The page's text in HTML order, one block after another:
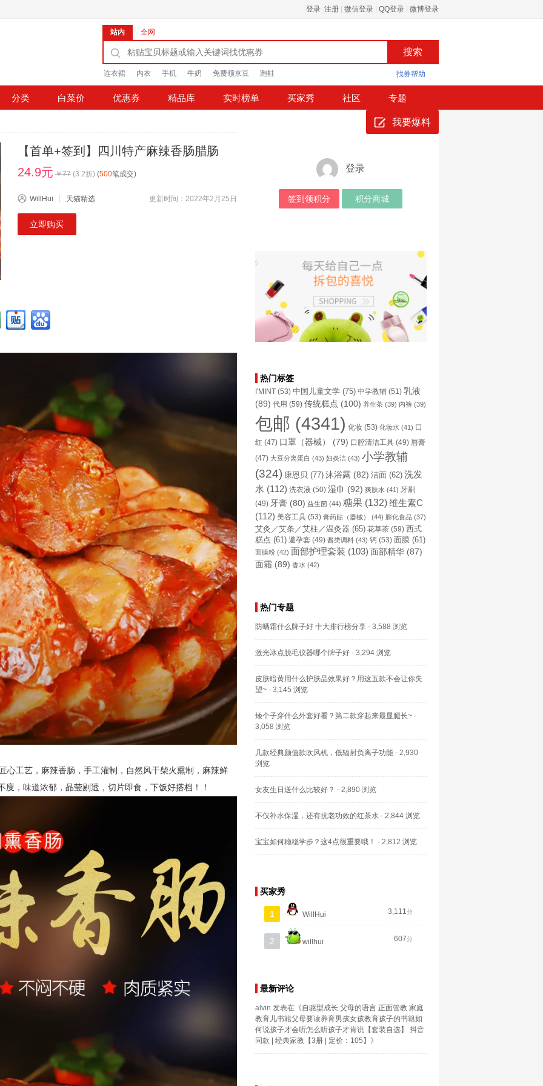
登录 注册 微信登录 QQ登录 微博登录
站内 全网
连衣裙 内衣 手机 牛奶 免费领京豆 跑鞋 找券帮助
分类 白菜价 优惠券 精品库 实时榜单 买家秀 社区 专题
我要爆料
【首单+签到】四川特产麻辣香肠腊肠
24.9元 ￥77 (3.2折) (500笔成交)
WillHui 天猫精选 更新时间：2022年2月25日
立即购买
心工艺，麻辣香肠，手工灌制，自然风干柴火熏制，麻辣鲜
，味道浓郁，晶莹剔透，切片即食，下饭好搭档！！
登录
签到领积分 积分商城
热门标签
I'MINT(53) 中国儿童文学(75) 中学教辅(51) 乳液
(89) 代用 (59) 传统糕点 (100) 养生茶(39) 内裤(39)
包邮 (4341) 化妆(53) 化妆水 (41) 口
红 (47) 口罩（器械） (79) 口腔清洁工具(49) 唇膏
(47) 大豆分离蛋白 (43) 妇炎洁(43) 小学教辅
(324) 康恩贝 (77) 沐浴露(82) 洁面 (62) 洗发
水 (112) 洗衣液 (50) 湿巾 (92) 爽肤水 (41) 牙刷
(49) 牙膏(80) 益生菌(44) 糖果(132)维生素C
(112) 美容工具(53) 膏药贴（器械） (44) 膨化食品(37)
艾灸／艾条／艾柱／温灸器 (65) 花草茶(59) 西式
糕点 (61) 避孕套 (49) 酱类调料(43) 钙(53) 面膜 (61)
面膜粉(42) 面部护理套装 (103) 面部精华(87)
面霜(89) 香水 (42)
热门专题
防晒霜什么牌子好 十大排行榜分享- 3,588 浏览
激光冰点脱毛仪器哪个牌子好- 3,294 浏览
皮肤暗黄用什么护肤品效果好？用这五款不会让你失
望~- 3,145 浏览
矮个子穿什么外套好看？第二款穿起来最显腿长~-
3,058 浏览
几款经典颜值款吹风机，低辐射负离子功能- 2,930
浏览
女友生日送什么比较好？ - 2,890 浏览
不仅补水保湿，还有抗老功效的红茶水- 2,844 浏览
宝宝如何稳稳学步？这4点很重要哦！ - 2,812 浏览
买家秀
1 WillHui 3,111分
2 willhui 607分
最新评论
alvin 发表在《自驱型成长 父母的语言 正面管教 家庭
教育儿书籍父母要读养育男孩女孩教育孩子的书籍如
何说孩子才会听怎么听孩子才肯说【套装自选】 抖音
同款 | 经典家教【3册 | 定价：105】 》